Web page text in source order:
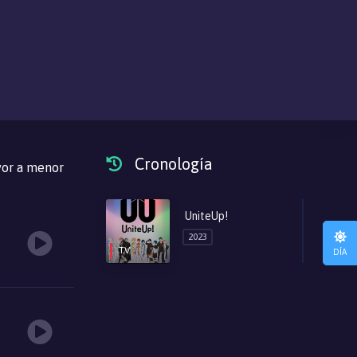
a menor Cronología
TV
UniteUp!
2023
DÍA